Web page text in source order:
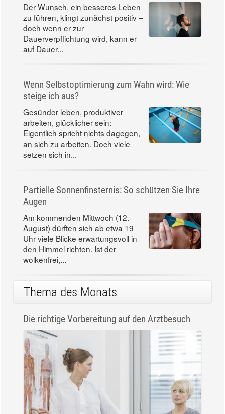
Der Wunsch, ein besseres Leben
zu führen, klingt zunächst positiv –
doch wenn er zur
Dauerverpflichtung wird, kann er
auf Dauer...
Wenn Selbstoptimierung zum Wahn wird: Wie
steige ich aus?
Gesünder leben, produktiver
arbeiten, glücklicher sein:
Eigentlich spricht nichts dagegen,
an sich zu arbeiten. Doch viele
setzen sich in...
Partielle Sonnenfinsternis: So schützen Sie Ihre
Augen
Am kommenden Mittwoch (12.
August) dürften sich ab etwa 19
Uhr viele Blicke erwartungsvoll in
den Himmel richten. Ist der
wolkenfrei,...
Thema des Monats
Die richtige Vorbereitung auf den Arztbesuch